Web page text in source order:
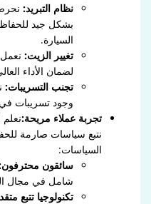
نظام التبريد:
بشكل جيد
السيارة.
تغيير الزيت:
لضمان الأداء
تجنب التسريبات:
وجود تسريبات
تجربة عملاء مريحة:
نتبع سياسات صارمة
السياسات:
سائقون
شامل في مجال
تكنولوجيا تتبع